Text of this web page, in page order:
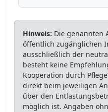
Hinweis: Die genannten
öffentlich zugänglichen
ausschließlich der
besteht keine
Kooperation durch
direkt beim jeweiligen
über den
möglich ist. Angaben